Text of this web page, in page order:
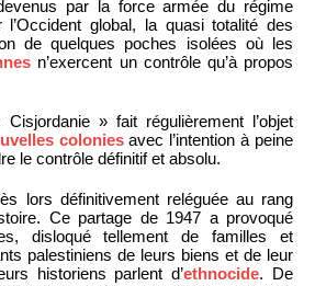
par la force armée du régime
l’Occident global, la quasi totalité des
de quelques poches isolées où les
n’exercent un contrôle qu’à propos
» fait régulièrement l’objet
coloniesavec l’intention à peine
le contrôle définitif et absolu.
lors définitivement reléguée au rang
Ce partage de 1947 a provoqué
disloqué tellement de familles et
palestiniens de leurs biens et de leur
historiens parlent d’ethnocide. De